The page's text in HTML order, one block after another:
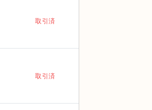
取引済
取引済